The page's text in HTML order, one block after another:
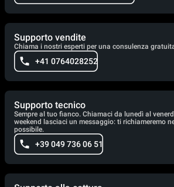
Supporto vendite
Chiama i nostri esperti per una consulenza
+41 0764028252
Supporto tecnico
Sempre al tuo fianco. Chiamaci da lunedì al
weekend lasciaci un messaggio: ti richiameremo
possibile.
+39 049 736 06 51